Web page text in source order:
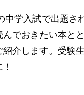
中学入試で出題さ
でおきたい本と
介します。受験